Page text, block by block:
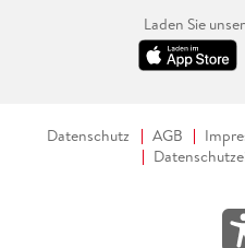
Laden Sie
Datenschutz AGB